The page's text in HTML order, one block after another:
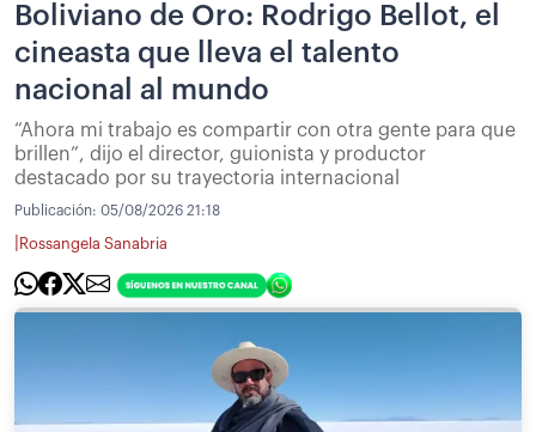
Boliviano de Oro: Rodrigo Bellot, el
cineasta que lleva el talento
nacional al mundo
“Ahora mi trabajo es compartir con otra gente para que
brillen”, dijo el director, guionista y productor
destacado por su trayectoria internacional
Publicación: 05/08/2026 21:18
Rossangela Sanabria